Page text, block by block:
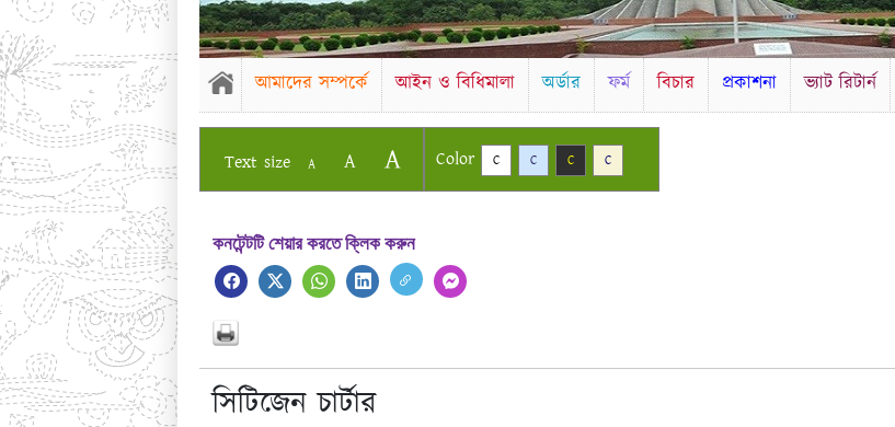
আমাদের সম্পর্কে আইন ও বিধিমালা অর্ডার ফর্ম বিচার প্রকাশনা ভ্যাট রিটার্ন
Text size A A A Color C C C C
কনটেন্টটি শেয়ার করতে ক্লিক করুন
সিটিজেন চার্টার